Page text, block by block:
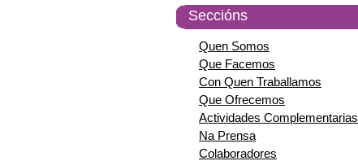
Seccións
Quen Somos
Que Facemos
Con Quen Traballamos
Que Ofrecemos
Actividades Complementarias
Na Prensa
Colaboradores